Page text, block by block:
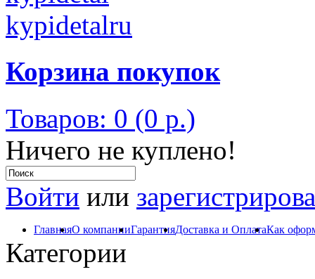
kypidetalru
Корзина покупок
Товаров: 0 (0 р.)
Ничего не куплено!
Войти или
ГлавнаяО компанииГарантияДоставка и ОплатаКак
Категории